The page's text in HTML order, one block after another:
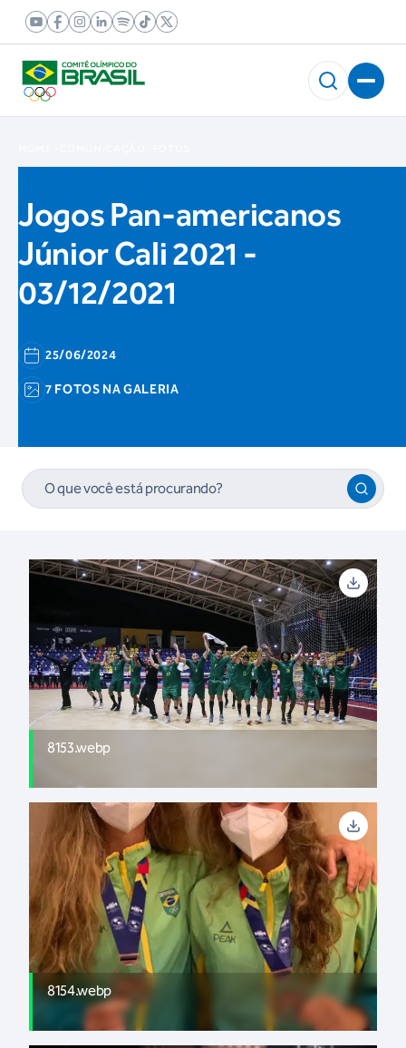
Jogos Pan-americanos
Júnior Cali 2021 -
03/12/2021
25/06/2024
7 FOTOS NA GALERIA
8153.webp
8154.webp